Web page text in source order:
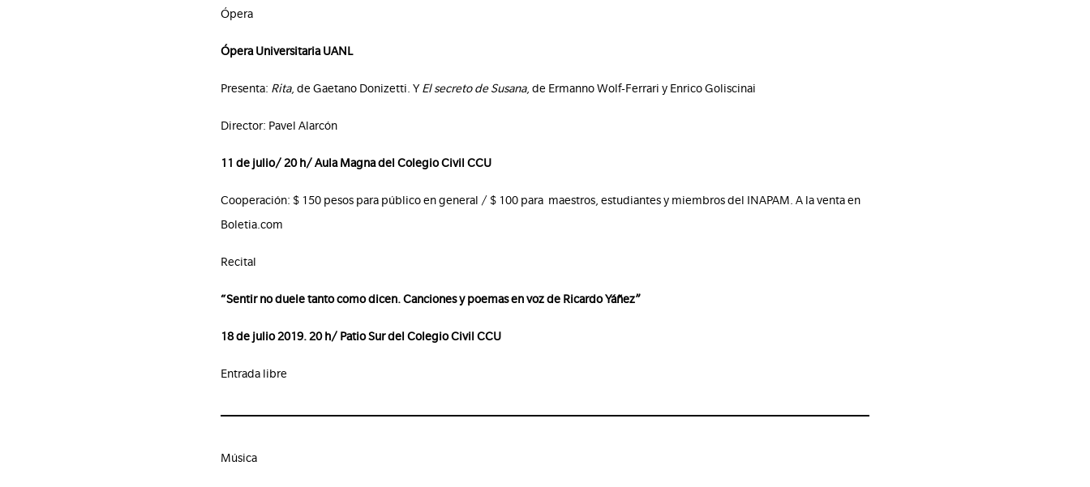
Ópera
Ópera Universitaria UANL
Presenta: Rita, de Gaetano Donizetti. Y El secreto de Susana, de Ermanno Wolf-Ferrari y Enrico Goliscinai
Director: Pavel Alarcón
11 de julio/ 20 h/ Aula Magna del Colegio Civil CCU
Cooperación: $ 150 pesos para público en general / $ 100 para maestros, estudiantes y miembros del INAPAM. A la venta en
Boletia.com
Recital
“Sentir no duele tanto como dicen. Canciones y poemas en voz de Ricardo Yáñez”
18 de julio 2019. 20 h/ Patio Sur del Colegio Civil CCU
Entrada libre
Música